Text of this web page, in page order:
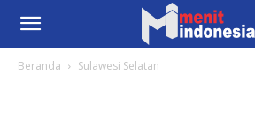
Beranda Sulawesi Selatan